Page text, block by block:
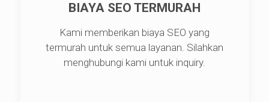
BIAYA SEO TERMURAH
Kami memberikan biaya SEO yang
termurah untuk semua layanan. Silahkan
menghubungi kami untuk inquiry.